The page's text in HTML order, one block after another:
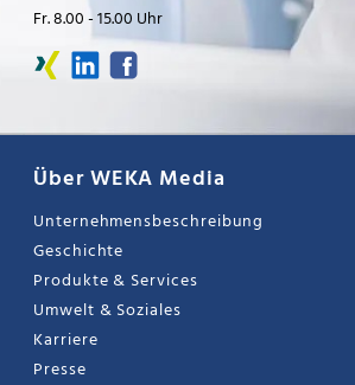
Über WEKA Media
Unternehmensbeschreibung
Geschichte
Produkte & Services
Umwelt & Soziales
Karriere
Presse
Fr. 8.00 - 15.00 Uhr